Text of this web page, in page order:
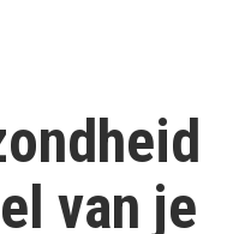
zo
maak
vanvan je